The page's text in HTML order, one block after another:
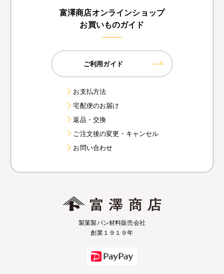
富澤商店オンラインショップ
お買いものガイド
ご利用ガイド
お支払方法
宅配便のお届け
返品・交換
ご注文後の変更・キャンセル
お問い合わせ
製菓製パン材料販売会社
創業１９１９年